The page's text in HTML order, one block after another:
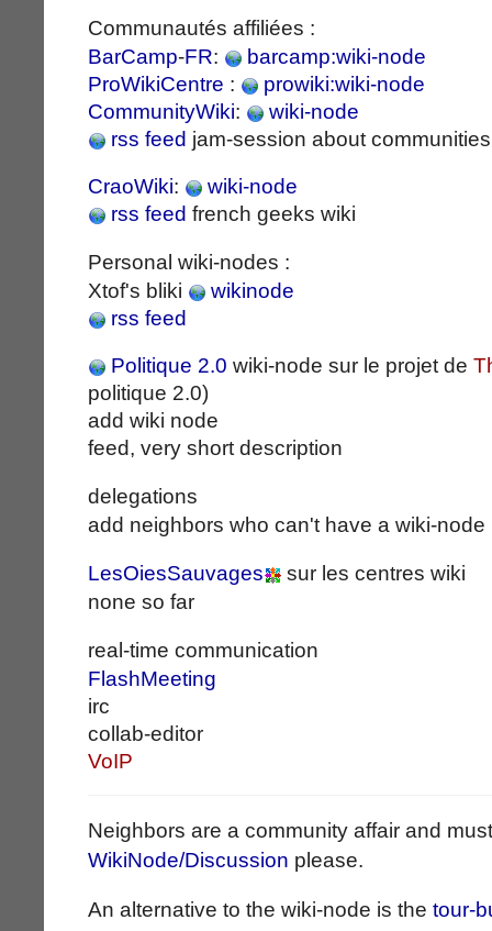
Communautés affiliées :
BarCamp-FR:
barcamp:wiki-node
ProWikiCentre :
prowiki:wiki-node
CommunityWiki:
wiki-node
rss feed jam-session about
CraoWiki:
wiki-node
rss feed french geeks wiki
Personal wiki-nodes :
Xtof's bliki
wikinode
rss feed
Politique 2.0 wiki-node sur le projet de
politique 2.0)
add wiki node
feed, very short description
delegations
add neighbors who can't have a wiki-node
LesOiesSauvages
sur les centres wiki
none so far
real-time communication
FlashMeeting
irc
collab-editor
VoIP
Neighbors are a community affair and
WikiNode/Discussion please.
An alternative to the wiki-node is the tour-